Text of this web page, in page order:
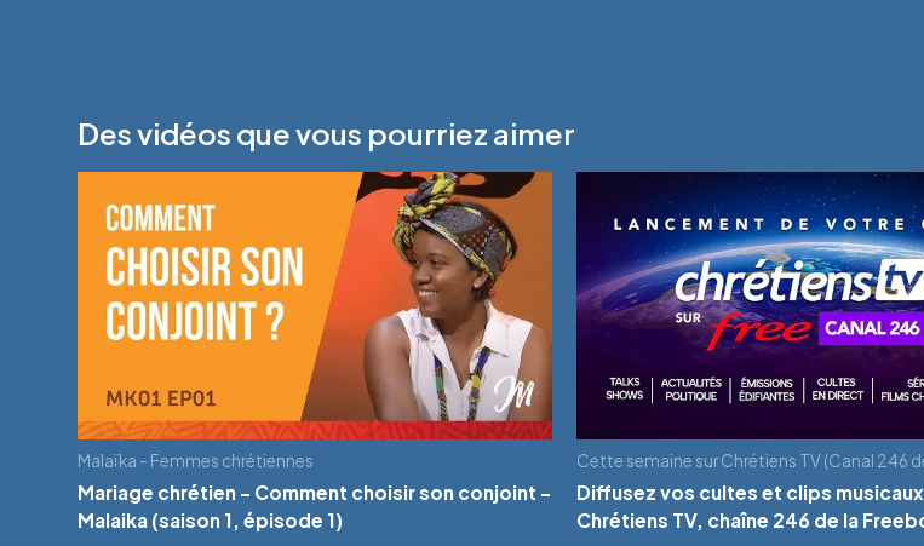
Des vidéos que vous pourriez aimer
Malaïka - Femmes chrétiennes
Mariage chrétien - Comment choisir son conjoint -
Malaika (saison 1, épisode 1)
Cette semaine sur Chrétiens TV (Canal 246
Diffusez vos cultes et clips
Chrétiens TV, chaîne 246 de la